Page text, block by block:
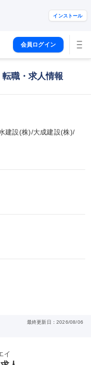
インストール
会員ログイン
職・求人情報
建設(株)/大成建設(株)/
最終更新日：2026/08/06
イ